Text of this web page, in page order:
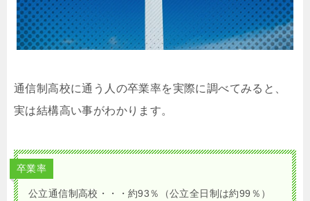
通信制高校に通う人の卒業率を実際に調べてみると、
実は結構高い事がわかります。
卒業率
公立通信制高校・・・約93％（公立全日制は約99％）